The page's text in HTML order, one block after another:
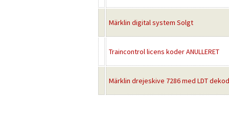
Märklin digital system Solgt
Traincontrol licens koder ANULLERET
Märklin drejeskive 7286 med LDT